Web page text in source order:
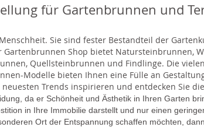
für Gartenbrunnen und
Sie sind fester Bestandteil der
Gartenbrunnen Shop bietet Natursteinbrunnen,
Quellsteinbrunnen und Findlinge. Die
Modelle bieten Ihnen eine Fülle an
Trends inspirieren und entdecken Sie
da er Schönheit und Ästhetik in Ihren Garten
in Ihre Immobilie darstellt und nur einen
Ort der Entspannung schaffen möchten,